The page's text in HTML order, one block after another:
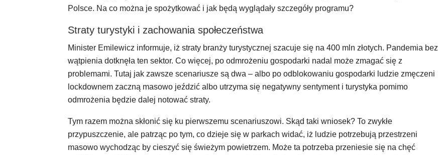
Polsce. Na co można je spożytkować i jak będą wyglądały szczegóły programu?
Straty turystyki i zachowania społeczeństwa
Minister Emilewicz informuje, iż straty branży turystycznej szacuje się na 400 mln złotych. Pandemia bez
wątpienia dotknęła ten sektor. Co więcej, po odmrożeniu gospodarki nadal może zmagać się z
problemami. Tutaj jak zawsze scenariusze są dwa – albo po odblokowaniu gospodarki ludzie zmęczeni
lockdownem zaczną masowo jeździć albo utrzyma się negatywny sentyment i turystyka pomimo
odmrożenia będzie dalej notować straty.
Tym razem można skłonić się ku pierwszemu scenariuszowi. Skąd taki wniosek? To zwykłe
przypuszczenie, ale patrząc po tym, co dzieje się w parkach widać, iż ludzie potrzebują przestrzeni
masowo wychodząc by cieszyć się świeżym powietrzem. Może ta potrzeba przeniesie się na chęć